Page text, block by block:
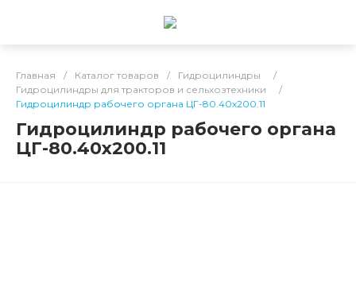
Главная / Каталог товаров / Гидроцилиндры
/
Гидроцилиндры для тракторов и сельхозтехники
/
Гидроцилиндр рабочего органа ЦГ-80.40х200.11
Гидроцилиндр рабочего органа
ЦГ-80.40х200.11